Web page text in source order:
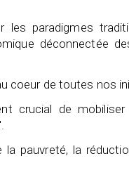
les paradigmes
déconnectée
coeur de toutes nos
crucial de
pauvreté, la